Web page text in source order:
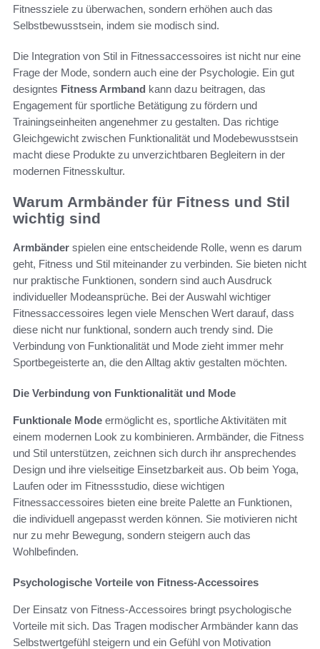
Fitnessziele zu überwachen, sondern erhöhen auch das
Selbstbewusstsein, indem sie modisch sind.
Die Integration von Stil in Fitnessaccessoires ist nicht nur eine
Frage der Mode, sondern auch eine der Psychologie. Ein gut
designtes Fitness Armband kann dazu beitragen, das
Engagement für sportliche Betätigung zu fördern und
Trainingseinheiten angenehmer zu gestalten. Das richtige
Gleichgewicht zwischen Funktionalität und Modebewusstsein
macht diese Produkte zu unverzichtbaren Begleitern in der
modernen Fitnesskultur.
Warum Armbänder für Fitness und Stil
wichtig sind
Armbänder spielen eine entscheidende Rolle, wenn es darum
geht, Fitness und Stil miteinander zu verbinden. Sie bieten nicht
nur praktische Funktionen, sondern sind auch Ausdruck
individueller Modeansprüche. Bei der Auswahl wichtiger
Fitnessaccessoires legen viele Menschen Wert darauf, dass
diese nicht nur funktional, sondern auch trendy sind. Die
Verbindung von Funktionalität und Mode zieht immer mehr
Sportbegeisterte an, die den Alltag aktiv gestalten möchten.
Die Verbindung von Funktionalität und Mode
Funktionale Mode ermöglicht es, sportliche Aktivitäten mit
einem modernen Look zu kombinieren. Armbänder, die Fitness
und Stil unterstützen, zeichnen sich durch ihr ansprechendes
Design und ihre vielseitige Einsetzbarkeit aus. Ob beim Yoga,
Laufen oder im Fitnessstudio, diese wichtigen
Fitnessaccessoires bieten eine breite Palette an Funktionen,
die individuell angepasst werden können. Sie motivieren nicht
nur zu mehr Bewegung, sondern steigern auch das
Wohlbefinden.
Psychologische Vorteile von Fitness-Accessoires
Der Einsatz von Fitness-Accessoires bringt psychologische
Vorteile mit sich. Das Tragen modischer Armbänder kann das
Selbstwertgefühl steigern und ein Gefühl von Motivation